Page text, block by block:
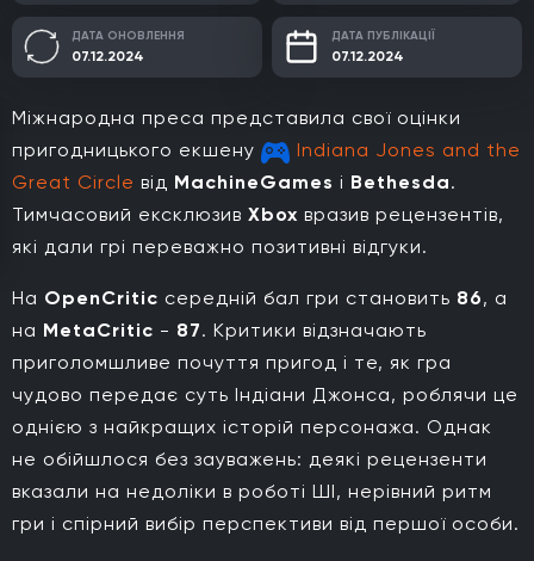
ДАТА ОНОВЛЕННЯ
07.12.2024
ДАТА ПУБЛІКАЦІЇ
07.12.2024
Міжнародна преса представила свої оцінки
пригодницького екшену
Indiana Jones and the
Great Circle від MachineGames і Bethesda.
Тимчасовий ексклюзив Xbox вразив рецензентів,
які дали грі переважно позитивні відгуки.
На OpenCritic середній бал гри становить 86, а
на MetaCritic - 87. Критики відзначають
приголомшливе почуття пригод і те, як гра
чудово передає суть Індіани Джонса, роблячи це
однією з найкращих історій персонажа. Однак
не обійшлося без зауважень: деякі рецензенти
вказали на недоліки в роботі ШІ, нерівний ритм
гри і спірний вибір перспективи від першої особи.